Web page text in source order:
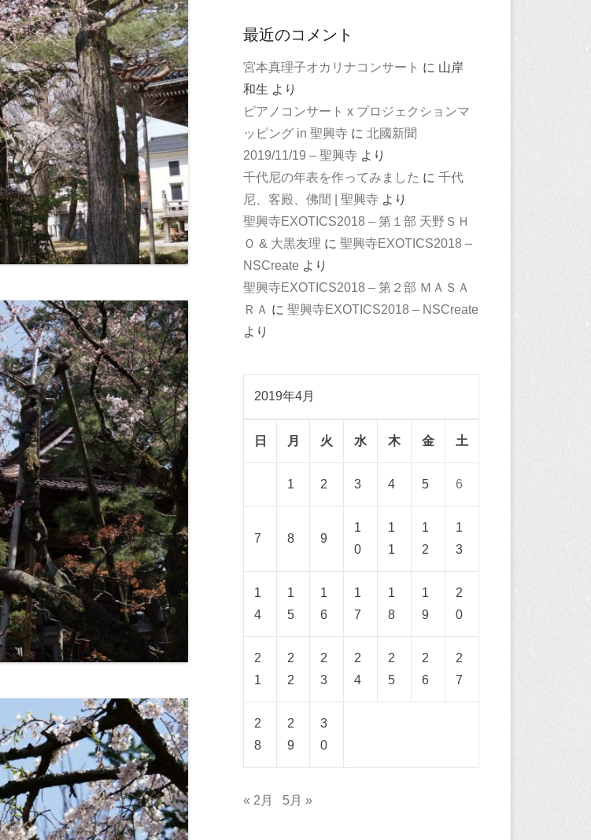
最近のコメント
宮本真理子オカリナコンサート に 山岸
和生 より
ピアノコンサート x プロジェクションマ
ッピング in 聖興寺 に 北國新聞
2019/11/19 – 聖興寺 より
千代尼の年表を作ってみました に 千代
尼、客殿、佛間 | 聖興寺 より
聖興寺EXOTICS2018 – 第１部 天野ＳＨ
Ｏ & 大黒友理 に 聖興寺EXOTICS2018 –
NSCreate より
聖興寺EXOTICS2018 – 第２部 ＭＡＳＡ
ＲＡ に 聖興寺EXOTICS2018 – NSCreate
より
2019年4月
日 月 火 水 木 金 土
1 2 3 4 5 6
7 8 9
1
0
1
1
1
2
1
3
1
4
1
5
1
6
1
7
1
8
1
9
2
0
2
1
2
2
2
3
2
4
2
5
2
6
2
7
2
8
2
9
3
0
« 2月 5月 »